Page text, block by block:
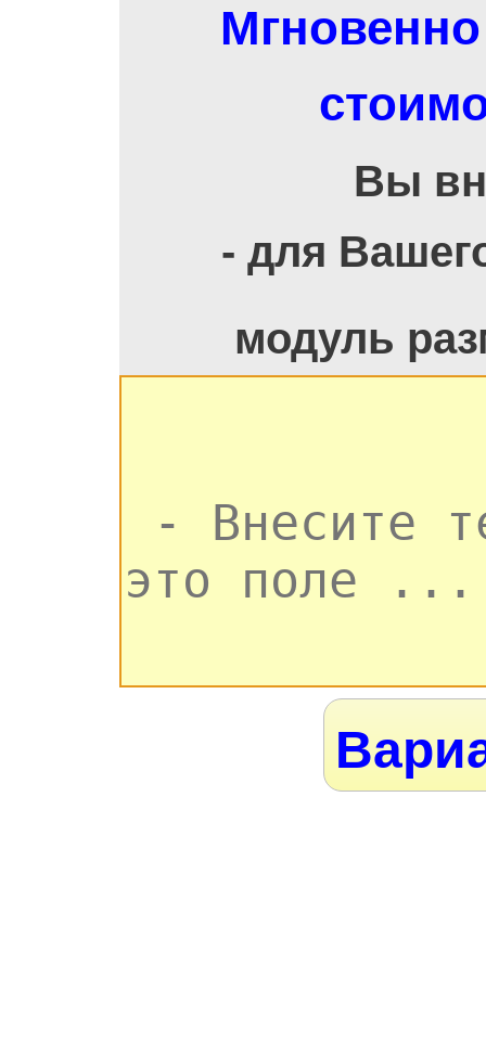
Вы
- для
модуль